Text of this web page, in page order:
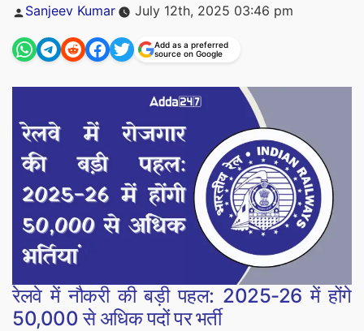
Posted
Sanjeev Kumar July 12th, 2025 03:46 pm
Add as a preferred
source on Google
रेलवे में नौकरी की बड़ी पहल: 2025-26 में होंगे
50,000 से अधिक पदों पर भर्ती